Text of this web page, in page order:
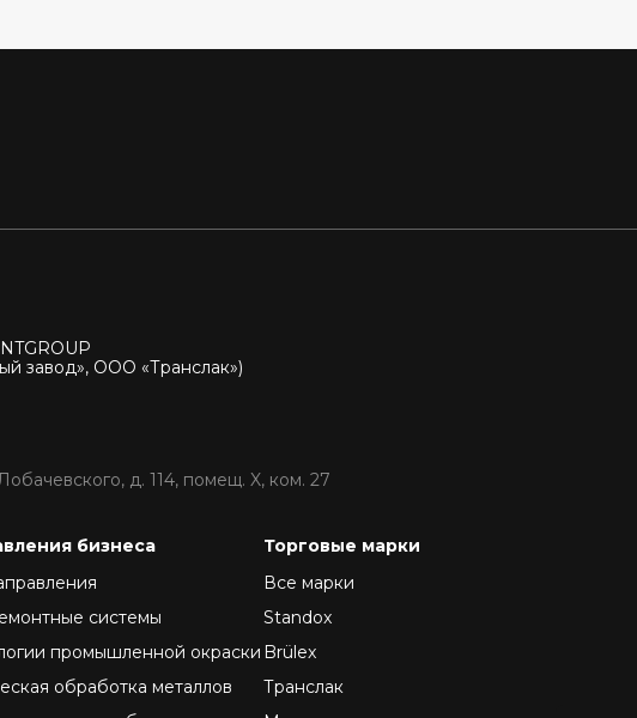
завод», ООО «Транслак»)
д. 114, помещ. X, ком. 27
бизнеса
системы
промышленной окраски
обработка металлов
Торговые марки
Все марки
Standox
Brülex
Транслак